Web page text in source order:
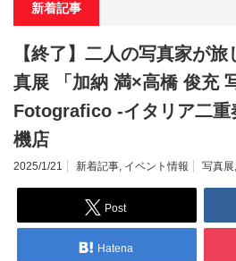
新着記事
【終了】二人の写真家が
真展 「加納 満×高橋 俊充
Fotografico -イタリア二重
機店
2025/1/21 新着記事, イベント情報 写真展,
Post
Hatena